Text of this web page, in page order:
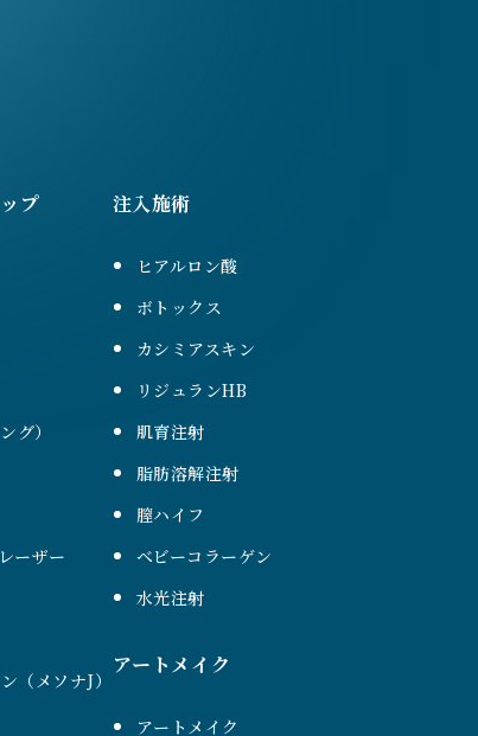
プ
グ）
ーザー
（メソナJ）
注入施術
ヒアルロン酸
ボトックス
カシミアスキン
リジュランHB
肌育注射
脂肪溶解注射
膣ハイフ
ベビーコラーゲン
水光注射
アートメイク
アートメイク